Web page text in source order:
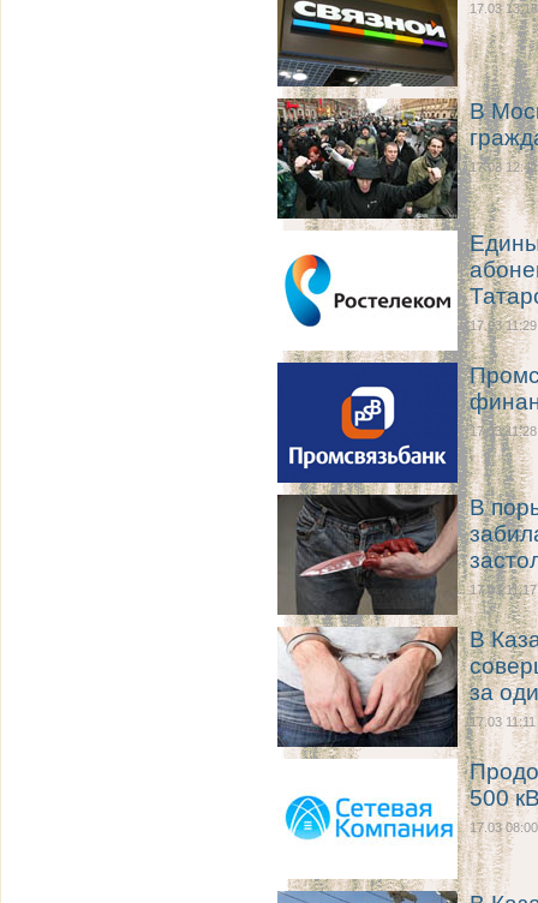
17.03 13:18
В
17.03 12:41
17.03 11:29
17.03 11:28
В
17.03 11:17
В
за
17.03 11:11
500
17.03 08:00